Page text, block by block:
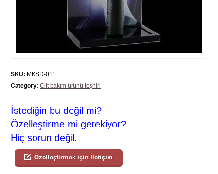
SKU: MKSD-011
Category: Cilt bakım ürünü teşhiri
İstediğin bu değil mi?
Özelleştirme mi gerekiyor?
Hiç sorun değil.
Özelleştirmek için İletişim